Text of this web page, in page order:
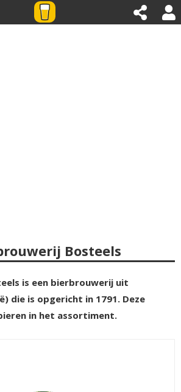
Bosteels
is een bierbrouwerij uit
die is opgericht in 1791. Deze
in het assortiment.